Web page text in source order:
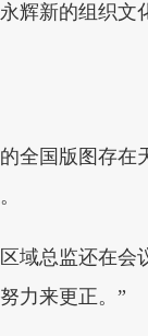
辉新的组织
全国版图存
域总监还在
力来更正。”